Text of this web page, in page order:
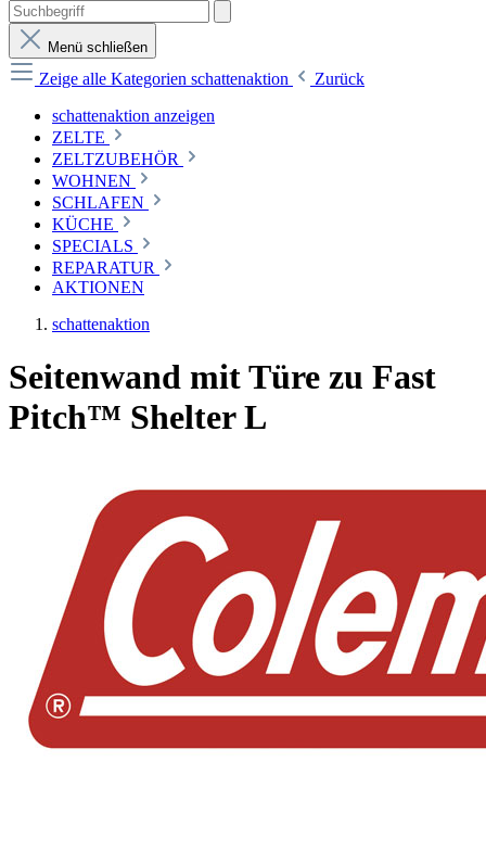
Menü schließen
Zeige alle Kategorien schattenaktion
Zurück
schattenaktion anzeigen
ZELTE
ZELTZUBEHÖR
WOHNEN
SCHLAFEN
KÜCHE
SPECIALS
REPARATUR
AKTIONEN
schattenaktion
Seitenwand mit Türe zu Fast
Pitch™ Shelter L